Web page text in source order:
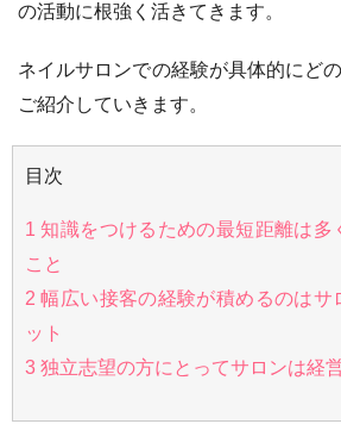
の活動に根強く活きてきます。
ネイルサロンでの経験が具体的にど
ご紹介していきます。
目次
1 知識をつけるための最短距離は多
こと
2 幅広い接客の経験が積めるのはサ
ット
3 独立志望の方にとってサロンは経